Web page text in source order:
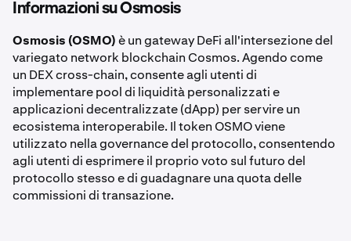
Informazioni su Osmosis
Osmosis (OSMO)è un gateway DeFi all'intersezione del
variegato network blockchain Cosmos. Agendo come
un DEX cross-chain, consente agli utenti di
implementare pool di liquidità personalizzati e
applicazioni decentralizzate (dApp) per servire un
ecosistema interoperabile. Il token OSMO viene
utilizzato nella governance del protocollo, consentendo
agli utenti di esprimere il proprio voto sul futuro del
protocollo stesso e di guadagnare una quota delle
commissioni di transazione.